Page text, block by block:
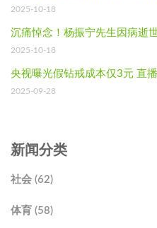
2025-10-18
沉痛悼念！杨振宁先生因病逝
2025-10-18
央视曝光假钻戒成本仅3元 直
2025-09-28
新闻分类
社会 (62)
体育 (58)